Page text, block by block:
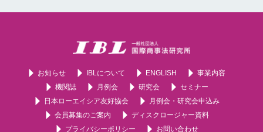
お知らせ IBLについて ENGLISH
事業内容
機関誌
月例会 研究会
セミナー
日本ローエイシア友好協会
月例会・研究会申込み
会員募集のご案内
ディスクロージャー資料
プライバシーポリシー
お問い合わせ